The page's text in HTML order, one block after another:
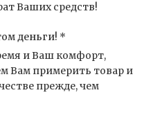
Ваших средств!
деньги! *
и Ваш комфорт,
Вам примерить товар и
прежде, чем